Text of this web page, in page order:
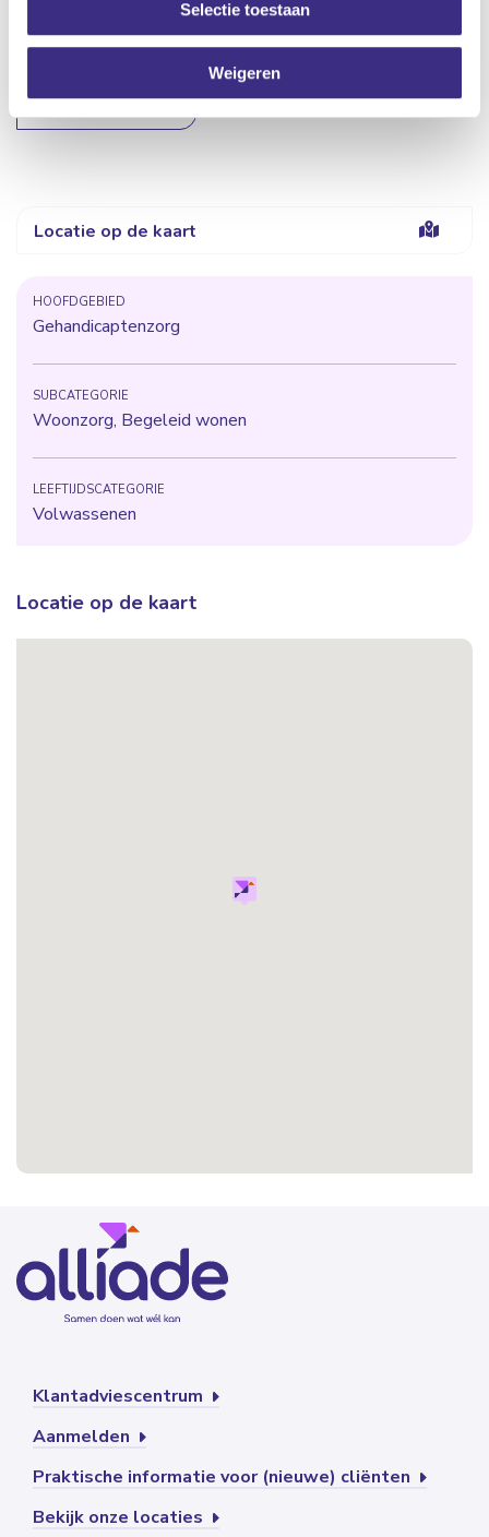
Selectie toestaan
Weigeren
Appartementen met eigen voordeur
Steunpunt in de nabijheid
Locatie op de kaart
HOOFDGEBIED
Gehandicaptenzorg
SUBCATEGORIE
Woonzorg, Begeleid wonen
LEEFTIJDSCATEGORIE
Volwassenen
Locatie op de kaart
Klantadviescentrum
Aanmelden
Praktische informatie voor (nieuwe) cliënten
Bekijk onze locaties